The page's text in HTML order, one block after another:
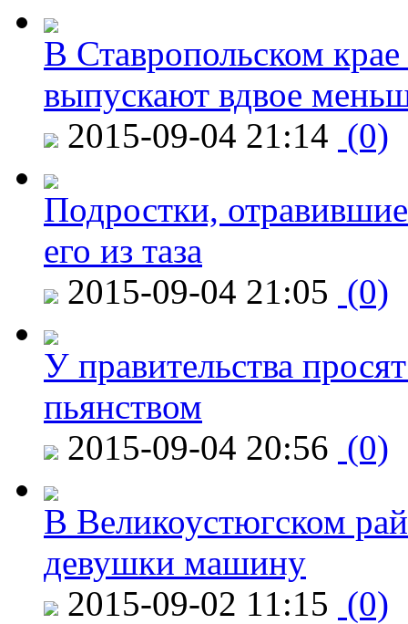
В Ставропольском
выпускают вдвое
2015-09-04 21:14 (0)
Подростки,
его из таза
2015-09-04 21:05 (0)
У правительства
пьянством
2015-09-04 20:56 (0)
В Великоустюгском
девушки машину
2015-09-02 11:15 (0)